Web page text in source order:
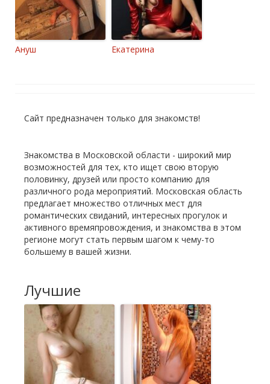
Ануш Екатерина
Сайт предназначен только для знакомств!
Знакомства в Московской области - широкий мир
возможностей для тех, кто ищет свою вторую
половинку, друзей или просто компанию для
различного рода мероприятий. Московская область
предлагает множество отличных мест для
романтических свиданий, интересных прогулок и
активного времяпровождения, и знакомства в этом
регионе могут стать первым шагом к чему-то
большему в вашей жизни.
Лучшие